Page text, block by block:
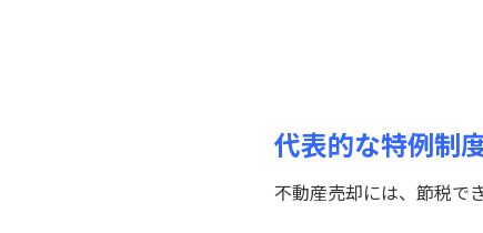
代表的な特例制
不動産売却には、節税で